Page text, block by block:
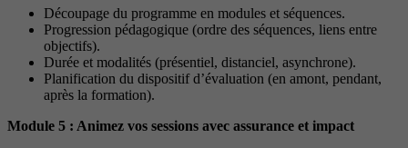
Découpage du programme en modules et séquences.
Progression pédagogique (ordre des séquences, liens entre
objectifs).
Durée et modalités (présentiel, distanciel, asynchrone).
Planification du dispositif d’évaluation (en amont, pendant,
après la formation).
Module 5 : Animez vos sessions avec assurance et impact